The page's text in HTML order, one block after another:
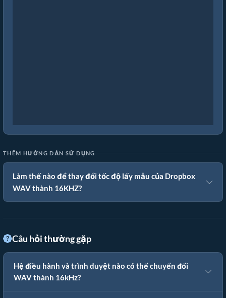
THÊM HƯỚNG DẪN SỬ DỤNG
Làm thế nào để thay đổi tốc độ lấy mẫu của Dropbox
WAV thành 16KHZ?
Câu hỏi thường gặp
Hệ điều hành và trình duyệt nào có thể chuyển đổi
WAV thành 16kHz?